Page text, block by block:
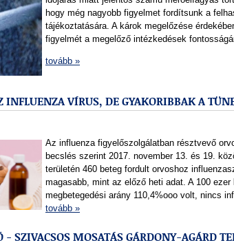
hogy még nagyobb figyelmet fordítsunk a
tájékoztatására. A károk megelőzése
figyelmét a megelőző intézkedések
tovább »
VÍRUS, DE GYAKORIBBAK A
Az influenza figyelőszolgálatban résztvevő
becslés szerint 2017. november 13. és 19.
területén 460 beteg fordult orvoshoz
magasabb, mint az előző heti adat. A 100
megbetegedési arány 110,4%ooo volt, nincs
tovább »
SZIVACSOS MOSATÁS GÁRDONY-AGÁRD